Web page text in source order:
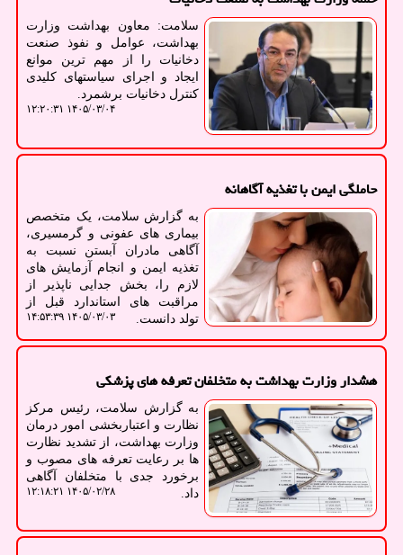
سلامت: معاون بهداشت وزارت
بهداشت، عوامل و نفوذ صنعت
دخانیات را از مهم ترین موانع
ایجاد و اجرای سیاستهای کلیدی
کنترل دخانیات برشمرد.
۱۴۰۵/۰۳/۰۴ ۱۲:۲۰:۳۱
حاملگی ایمن با تغذیه آگاهانه
به گزارش سلامت، یک متخصص
بیماری های عفونی و گرمسیری،
آگاهی مادران آبستن نسبت به
تغذیه ایمن و انجام آزمایش های
لازم را، بخش جدایی ناپذیر از
مراقبت های استاندارد قبل از
تولد دانست.
۱۴۰۵/۰۳/۰۳ ۱۴:۵۳:۳۹
هشدار وزارت بهداشت به متخلفان تعرفه های پزشکی
به گزارش سلامت، رئیس مرکز
نظارت و اعتباربخشی امور درمان
وزارت بهداشت، از تشدید نظارت
ها بر رعایت تعرفه های مصوب و
برخورد جدی با متخلفان آگاهی
داد.
۱۴۰۵/۰۲/۲۸ ۱۲:۱۸:۲۱